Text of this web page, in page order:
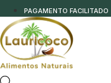
PAGAMENTO FACILITADO